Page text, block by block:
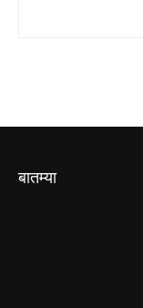
बातम्या